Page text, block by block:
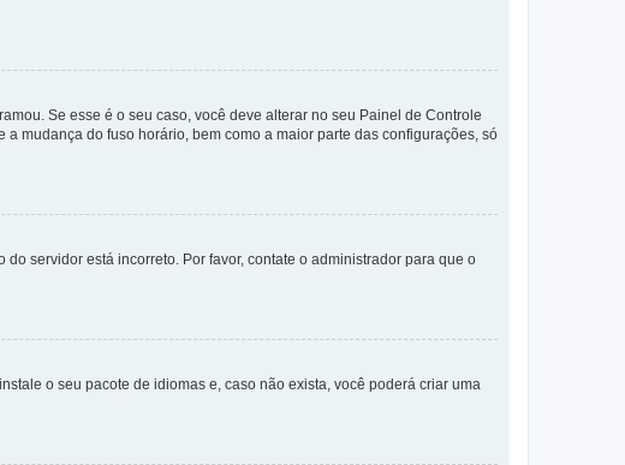
Se esse é o seu caso, você deve alterar no seu Painel de Controle
mudança do fuso horário, bem como a maior parte das configurações, só
servidor está incorreto. Por favor, contate o administrador para que o
o seu pacote de idiomas e, caso não exista, você poderá criar uma